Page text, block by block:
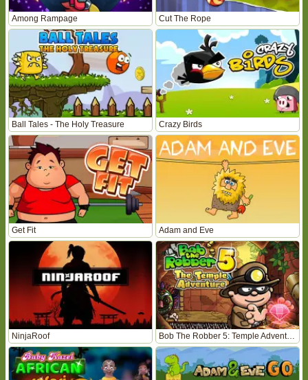
Among Rampage Cut The Rope
Ball Tales - The Holy Treasure Crazy Birds
Get Fit Adam and Eve
NinjaRoof Bob The Robber 5: Temple Adventure